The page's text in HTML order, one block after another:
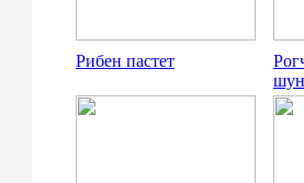
Рибен пастет